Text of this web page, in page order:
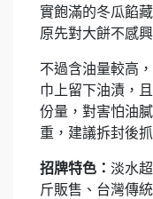
實飽滿的冬瓜餡
原先對大餅不感
不過含油量較高
巾上留下油漬，
份量，對害怕油
重，建議拆封後
招牌特色： 淡水
斤販售、台灣傳